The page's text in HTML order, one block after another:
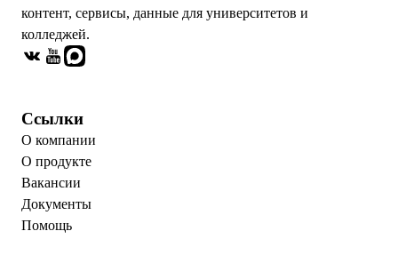
контент, сервисы, данные для университетов и
колледжей.
Ссылки
О компании
О продукте
Вакансии
Документы
Помощь